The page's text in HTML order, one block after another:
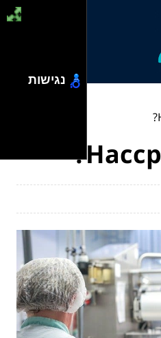
נגישות